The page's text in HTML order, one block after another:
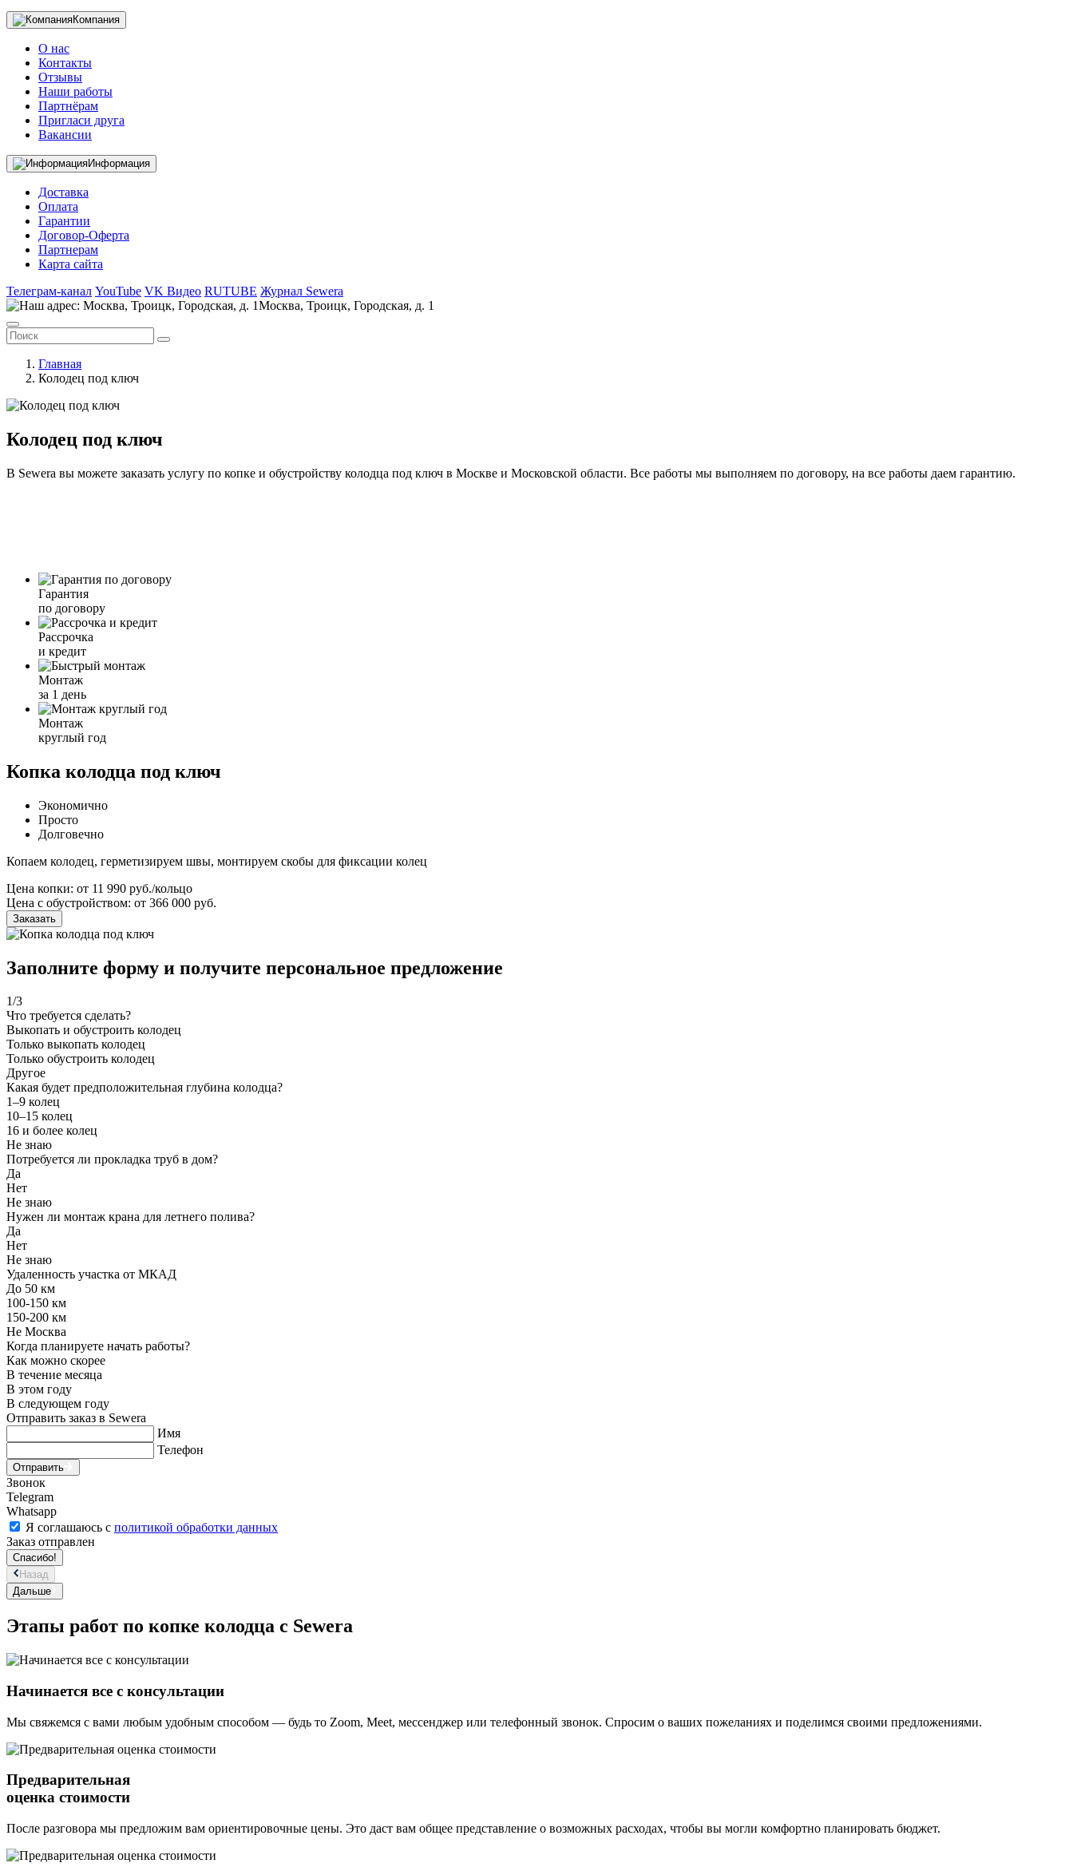
Компания
О нас
Контакты
Отзывы
Наши работы
Партнёрам
Пригласи друга
Вакансии
Информация
Доставка
Оплата
Гарантии
Договор-Оферта
Партнерам
Карта сайта
Телеграм-канал YouTube VK Видео RUTUBE Журнал Sewera
Москва, Троицк, Городская, д. 1
Главная
Колодец под ключ
Колодец под ключ
В Sewera вы можете заказать услугу по копке и обустройству колодца под ключ в Москве и Московской области. Все работы мы выполняем по договору, на все работы даем гарантию.
Гарантия
по договору
Рассрочка
и кредит
Монтаж
за 1 день
Монтаж
круглый год
Копка колодца под ключ
Экономично
Просто
Долговечно
Копаем колодец, герметизируем швы, монтируем скобы для фиксации колец
Цена копки: от 11 990 руб./кольцо
Цена с обустройством: от 366 000 руб.
Заказать
Заполните форму и получите персональное предложение
1/3
Что требуется сделать?
Выкопать и обустроить колодец
Только выкопать колодец
Только обустроить колодец
Другое
Какая будет предположительная глубина колодца?
1–9 колец
10–15 колец
16 и более колец
Не знаю
Потребуется ли прокладка труб в дом?
Да
Нет
Не знаю
Нужен ли монтаж крана для летнего полива?
Да
Нет
Не знаю
Удаленность участка от МКАД
До 50 км
100-150 км
150-200 км
Не Москва
Когда планируете начать работы?
Как можно скорее
В течение месяца
В этом году
В следующем году
Отправить заказ в Sewera
Имя
Телефон
Отправить
Звонок
Telegram
Whatsapp
Я соглашаюсь с политикой обработки данных
Заказ отправлен
Спасибо!
Назад
Дальше
Этапы работ по копке колодца с Sewera
Начинается все с консультации
Мы свяжемся с вами любым удобным способом — будь то Zoom, Meet, мессенджер или телефонный звонок. Спросим о ваших пожеланиях и поделимся своими предложениями.
Предварительная
оценка стоимости
После разговора мы предложим вам ориентировочные цены. Это даст вам общее представление о возможных расходах, чтобы вы могли комфортно планировать бюджет.